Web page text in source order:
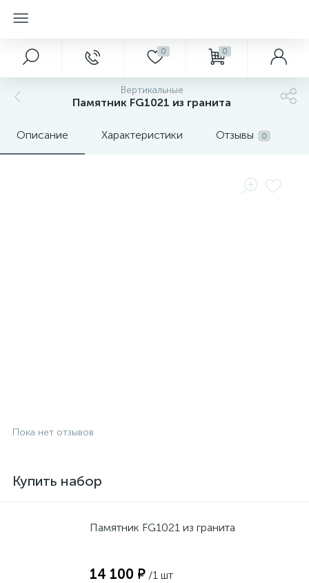
0 0
Вертикальные
Памятник FG1021 из гранита
Описание Характеристики Отзывы 0
Пока нет отзывов
Купить набор
Памятник FG1021 из гранита
14 100 ₽ /1 шт